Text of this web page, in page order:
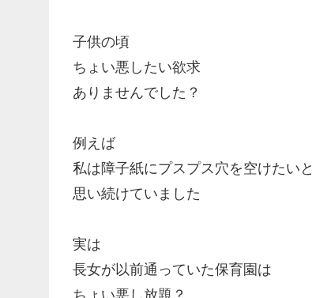
子供の頃
ちょい悪したい欲求
ありませんでした？
例えば
私は障子紙にプスプス穴を空けたいと
思い続けていました
実は
長女が以前通っていた保育園は